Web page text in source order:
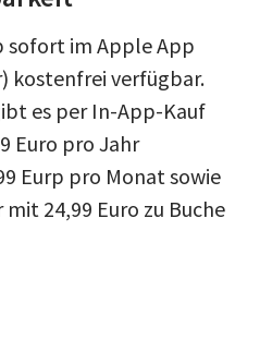
sofort im Apple App
kostenfrei verfügbar.
es per In-App-Kauf
Euro pro Jahr
Eurp pro Monat sowie
24,99 Euro zu Buche